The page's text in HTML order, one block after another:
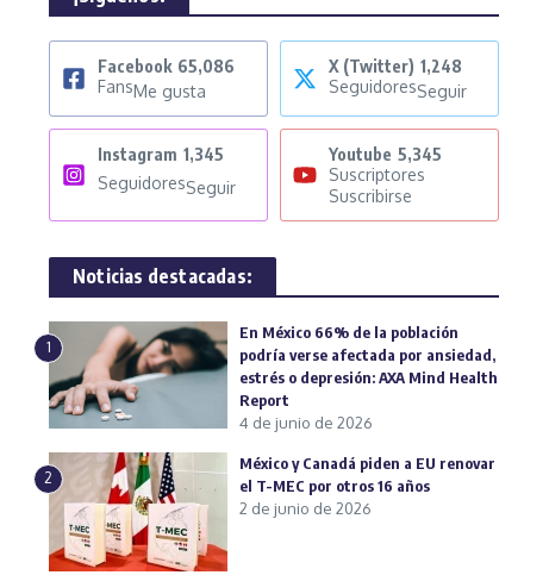
Facebook 65,086
FansMe gusta
X (Twitter) 1,248
SeguidoresSeguir
Instagram 1,345
SeguidoresSeguir
Youtube 5,345
Suscriptores
Suscribirse
Noticias destacadas:
1
En México 66% de la población
podría verse afectada por ansiedad,
estrés o depresión: AXA Mind Health
Report
4 de junio de 2026
2
México y Canadá piden a EU renovar
el T-MEC por otros 16 años
2 de junio de 2026